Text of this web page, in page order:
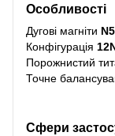
Особливості
Дугові магніти
Конфігурація
Порожнистий
Точне
Сфери